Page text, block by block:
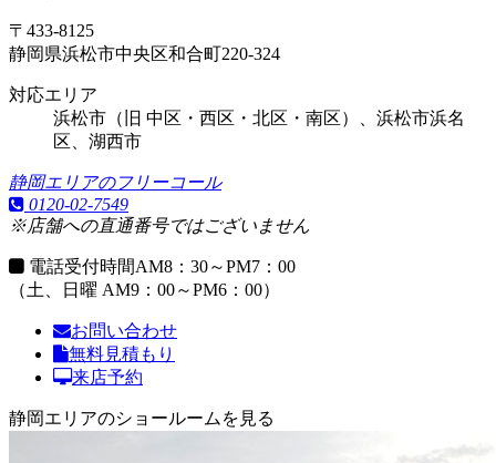
〒433-8125
静岡県浜松市中央区和合町220-324
対応エリア
浜松市（旧 中区・西区・北区・南区）、浜松市浜名
区、湖西市
静岡エリアのフリーコール
0120-02-7549
※店舗への直通番号ではございません
電話受付時間AM8：30～PM7：00
（土、日曜 AM9：00～PM6：00）
お問い合わせ
無料見積もり
来店予約
静岡エリアのショールームを見る